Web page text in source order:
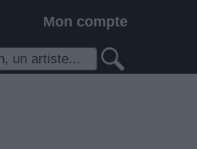
Mon compte